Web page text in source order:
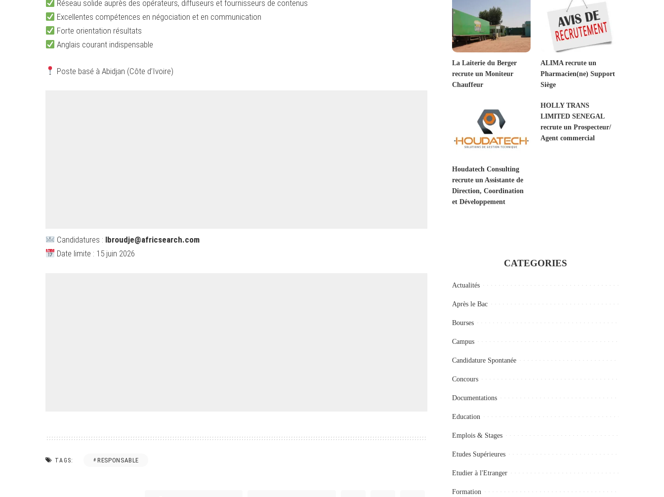
Réseau solide auprès des opérateurs, diffuseurs et fournisseurs de contenus
Excellentes compétences en négociation et en communication
Forte orientation résultats
Anglais courant indispensable
Poste basé à Abidjan (Côte d’Ivoire)
Candidatures : Ibroudje@africsearch.com
Date limite : 15 juin 2026
TAGS: RESPONSABLE
La Laiterie du Berger
recrute un Moniteur
Chauffeur
ALIMA recrute un
Pharmacien(ne) Support
Siège
Houdatech Consulting
recrute un Assistante de
Direction, Coordination
et Développement
HOLLY TRANS
LIMITED SENEGAL
recrute un Prospecteur/
Agent commercial
CATEGORIES
Actualités
Après le Bac
Bourses
Campus
Candidature Spontanée
Concours
Documentations
Education
Emplois & Stages
Etudes Supérieures
Etudier à l'Etranger
Formation